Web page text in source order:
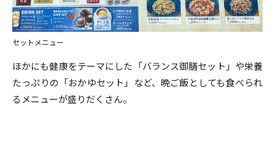
セットメニュー
ほかにも健康をテーマにした「バランス御膳セット」や栄養
たっぷりの「おかゆセット」など、晩ご飯としても食べられ
るメニューが盛りだくさん。